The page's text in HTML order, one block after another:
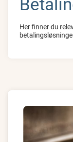
Her finner du